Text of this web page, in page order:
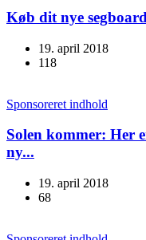
Køb dit nye
19. april 2018
118
Sponsoreret indhold
Solen kommer: Her
ny...
19. april 2018
68